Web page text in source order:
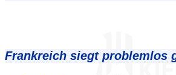
Frankreich siegt problemlos